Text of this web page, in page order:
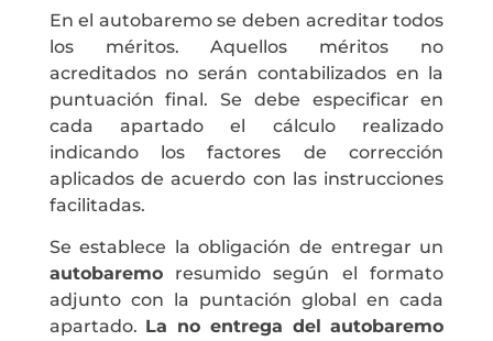
En el autobaremo se deben acreditar todos
los méritos. Aquellos méritos no
acreditados no serán contabilizados en la
puntuación final. Se debe especificar en
cada apartado el cálculo realizado
indicando los factores de corrección
aplicados de acuerdo con las instrucciones
facilitadas.
Se establece la obligación de entregar un
autobaremoresumido según el formato
adjunto con la puntación global en cada
apartado. La no entrega del autobaremo